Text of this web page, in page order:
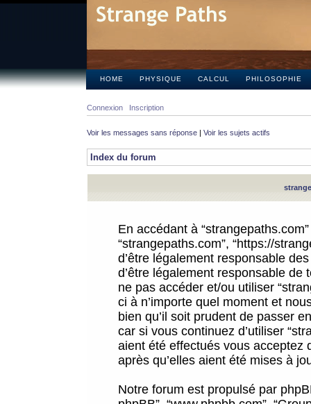
HOME PHYSIQUE CALCUL PHILOSOPHIE
Connexion Inscription
Voir les messages sans réponse | Voir les sujets actifs
Index du forum
En accédant à
“strangepaths.com”, “https://
d’être légalement responsable
d’être légalement responsable
ne pas accéder et/ou utiliser
ci à n’importe quel moment et
bien qu’il soit prudent de passer
car si vous continuez d’utiliser
aient été effectués vous acceptez
après qu’elles aient été mises à
Notre forum est propulsé par